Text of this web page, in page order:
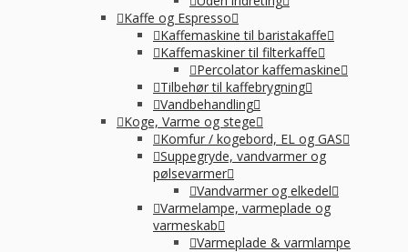
Kaffe og Espresso
Kaffemaskine til baristakaffe
Kaffemaskiner til filterkaffe
Percolator kaffemaskine
Tilbehør til kaffebrygning
Vandbehandling
Koge, Varme og stege
Komfur / kogebord, EL og GAS
Suppegryde, vandvarmer og
pølsevarmer
Vandvarmer og elkedel
Varmelampe, varmeplade og
varmeskab
Varmeplade & varmlampe